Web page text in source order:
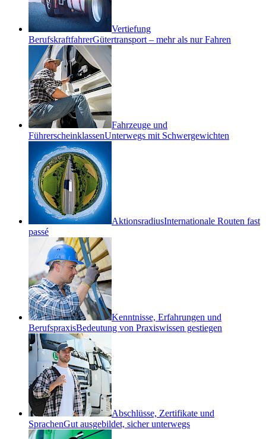
Vertiefung
BerufskraftfahrerGütertransport – mehr als nur Fahren
Fahrzeuge und
FührerscheinklassenUnterwegs mit Schwergewichten
AktionsradiusInternationale Routen fast
passé
Kenntnisse, Erfahrungen und
BerufspraxisBedeutung von Praxiswissen gestiegen
Abschlüsse, Zertifikate und
SprachenGut ausgebildet, sicher unterwegs